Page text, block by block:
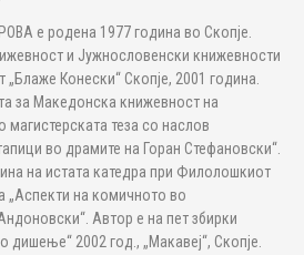
е родена 1977 година во Скопје.
и Jужнословенски книжевности
Конески“ Скопје, 2001 година.
за Македонска книжевност на
теза со наслов
во драмите на Горан Стефановски“.
на истата катедра при Филолошкиот
„Аспекти на комичното во
Автор е на пет збирки
дишење“ 2002 год., „Макавеј“, Скопје.